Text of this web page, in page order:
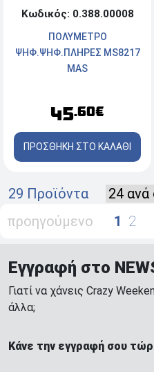
Κωδικός: 0.388.00008
ΠΟΛΥΜΕΤΡΟ
ΨΗΦ.ΨHΦ.ΠΛΗΡΕΣ MS8217
MAS
45.60€
ΠΡΟΣΘΗΚΗ ΣΤΟ ΚΑΛΑΘΙ
29 Προϊόντα
προηγούμενο
1 2
Εγγραφή στο
Γιατί να χάνεις Crazy
άλλα;
Κάνε την εγγραφή σου